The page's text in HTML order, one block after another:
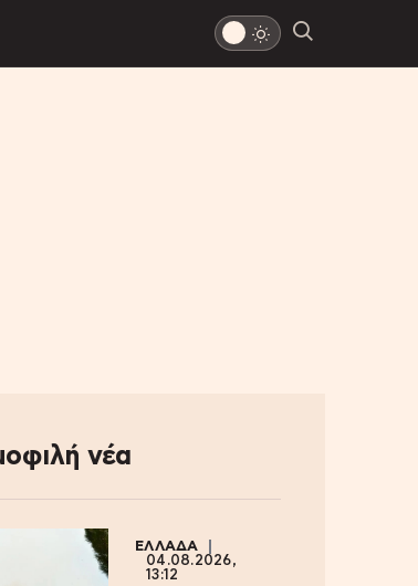
νέα
ΕΛΛΑΔΑ
04.08.2026,
13:12